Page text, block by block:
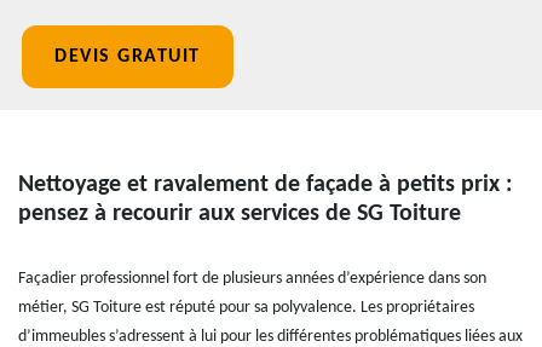
DEVIS GRATUIT
Nettoyage et ravalement de façade à petits prix :
pensez à recourir aux services de SG Toiture
Façadier professionnel fort de plusieurs années d’expérience dans son
métier, SG Toiture est réputé pour sa polyvalence. Les propriétaires
d’immeubles s’adressent à lui pour les différentes problématiques liées aux